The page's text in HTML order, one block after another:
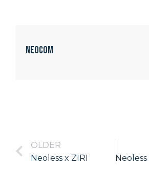
NeoCom
OLDER
Neoless x ZIRI